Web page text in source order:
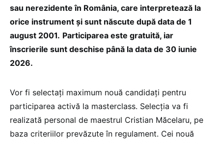
sau nerezidente în România, care interpretează la
orice instrument și sunt născute după data de 1
august 2001. Participarea este gratuită, iar
înscrierile sunt deschise până la data de 30 iunie
2026.
Vor fi selectați maximum nouă candidați pentru
participarea activă la masterclass. Selecția va fi
realizată personal de maestrul Cristian Măcelaru, pe
baza criteriilor prevăzute în regulament. Cei nouă